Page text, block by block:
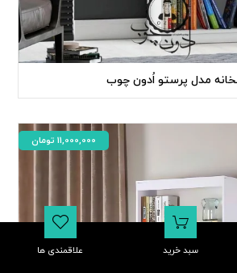
مدل پرستو اُدون چوب
11,000,000 تومان
سبد خرید علاقمندی ها